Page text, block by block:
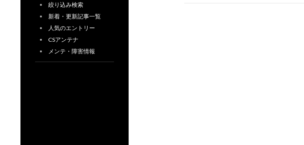
ゲ
絞り込み検索
新着・更新記事一覧
人気のエントリー
CSアンテナ
メンテ・障害情報